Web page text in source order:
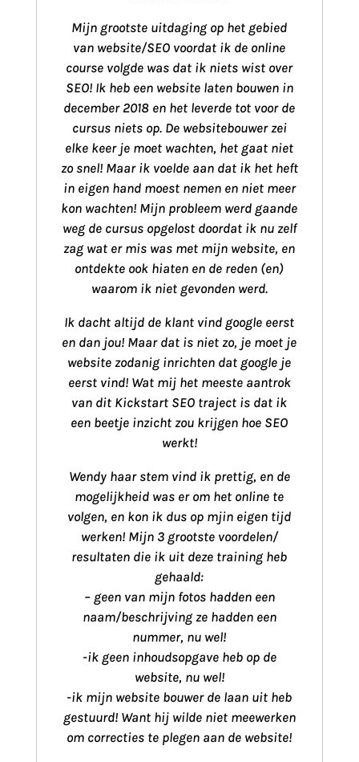
Mijn grootste uitdaging op het gebied
van website/SEO voordat ik de online
course volgde was dat ik niets wist over
SEO! Ik heb een website laten bouwen in
december 2018 en het leverde tot voor de
cursus niets op. De websitebouwer zei
elke keer je moet wachten, het gaat niet
zo snel! Maar ik voelde aan dat ik het heft
in eigen hand moest nemen en niet meer
kon wachten! Mijn probleem werd gaande
weg de cursus opgelost doordat ik nu zelf
zag wat er mis was met mijn website, en
ontdekte ook hiaten en de reden (en)
waarom ik niet gevonden werd.
Ik dacht altijd de klant vind google eerst
en dan jou! Maar dat is niet zo, je moet je
website zodanig inrichten dat google je
eerst vind! Wat mij het meeste aantrok
van dit Kickstart SEO traject is dat ik
een beetje inzicht zou krijgen hoe SEO
werkt!
Wendy haar stem vind ik prettig, en de
mogelijkheid was er om het online te
volgen, en kon ik dus op mjin eigen tijd
werken! Mijn 3 grootste voordelen/
resultaten die ik uit deze training heb
gehaald:
– geen van mijn fotos hadden een
naam/beschrijving ze hadden een
nummer, nu wel!
-ik geen inhoudsopgave heb op de
website, nu wel!
-ik mijn website bouwer de laan uit heb
gestuurd! Want hij wilde niet meewerken
om correcties te plegen aan de website!